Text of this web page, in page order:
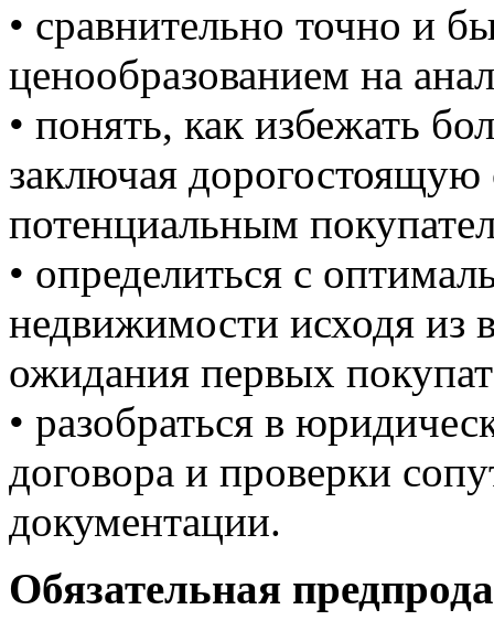
• сравнительно точно и
ценообразованием на
• понять, как избежать
заключая дорогостоящую
потенциальным
• определиться с
недвижимости исходя из
ожидания первых
• разобраться в
договора и проверки
документации.
Обязательная